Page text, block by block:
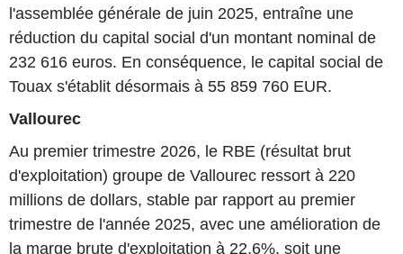
l'assemblée générale de juin 2025, entraîne une
réduction du capital social d'un montant nominal de
232 616 euros. En conséquence, le capital social de
Touax s'établit désormais à 55 859 760 EUR.
Vallourec
Au premier trimestre 2026, le RBE (résultat brut
d'exploitation) groupe de Vallourec ressort à 220
millions de dollars, stable par rapport au premier
trimestre de l'année 2025, avec une amélioration de
la marge brute d'exploitation à 22,6%, soit une